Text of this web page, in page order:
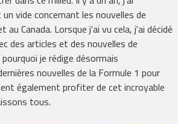
vide concernant les nouvelles de
au Canada. Lorsque j'ai vu cela, j'ai décidé
des articles et des nouvelles de
je rédige désormais
nouvelles de la Formule 1 pour
également profiter de cet incroyable
tous.